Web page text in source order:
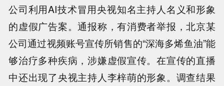
公司利用AI技术冒用央视知名主持人名义和形象
的虚假广告案。通报称，有消费者举报，北京某
公司通过视频账号宣传所销售的“深海多烯鱼油”能
够治疗多种疾病，涉嫌虚假宣传。在宣传的直播
中还出现了央视主持人李梓萌的形象。调查结果